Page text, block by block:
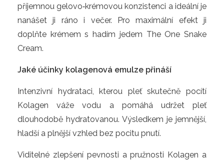
příjemnou gelovo‑krémovou konzistenci a ideální je
nanášet ji ráno i večer. Pro maximální efekt ji
doplňte krémem s hadím jedem The One Snake
Cream.
Jaké účinky kolagenová emulze přináší
Intenzivní hydrataci, kterou pleť skutečně pocítí
Kolagen váže vodu a pomáhá udržet pleť
dlouhodobě hydratovanou. Výsledkem je jemnější,
hladší a plnější vzhled bez pocitu pnutí.
Viditelné zlepšení pevnosti a pružnosti Kolagen a